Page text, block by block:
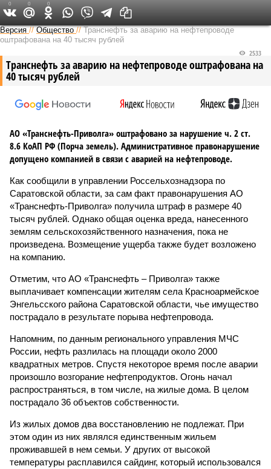
Версия в Саратове
Версия //Общество //Транснефть за аварию на нефтепроводе
оштрафована на 40 тысяч рублей
Транснефть за аварию на нефтепроводе оштрафована на
40 тысяч рублей
2533
АО «Транснефть-Приволга» оштрафовано за нарушение ч. 2 ст.
8.6 КоАП РФ (Порча земель). Административное правонарушение
допущено компанией в связи с аварией на нефтепроводе.
Как сообщили в управлении Россельхознадзора по
Саратовской области, за сам факт правонарушения АО
«Транснефть-Приволга» получила штраф в размере 40
тысяч рублей. Однако общая оценка вреда, нанесенного
землям сельскохозяйственного назначения, пока не
произведена. Возмещение ущерба также будет возложено
на компанию.
Отметим, что АО «Транснефть – Приволга» также
выплачивает компенсации жителям села Красноармейское
Энгельсского района Саратовской области, чье имущество
пострадало в результате порыва нефтепровода.
Напомним, по данным регионального управления МЧС
России, нефть разлилась на площади около 2000
квадратных метров. Спустя некоторое время после аварии
произошло возгорание нефтепродуктов. Огонь начал
распространяться, в том числе, на жилые дома. В целом
пострадало 36 объектов собственности.
Из жилых домов два восстановлению не подлежат. При
этом один из них являлся единственным жильем
проживавшей в нем семьи. У других от высокой
температуры расплавился сайдинг, который использовался
0 0 0